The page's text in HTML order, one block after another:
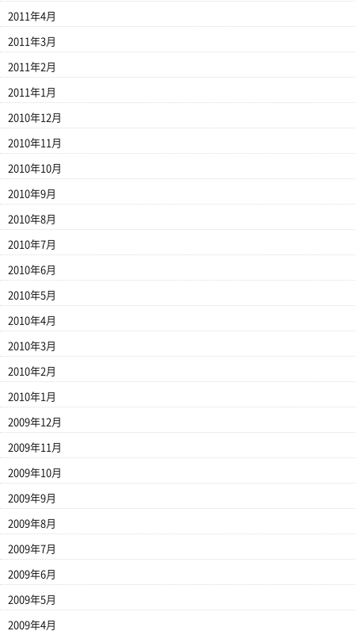
2011年4月
2011年3月
2011年2月
2011年1月
2010年12月
2010年11月
2010年10月
2010年9月
2010年8月
2010年7月
2010年6月
2010年5月
2010年4月
2010年3月
2010年2月
2010年1月
2009年12月
2009年11月
2009年10月
2009年9月
2009年8月
2009年7月
2009年6月
2009年5月
2009年4月